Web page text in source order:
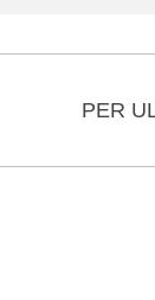
PER